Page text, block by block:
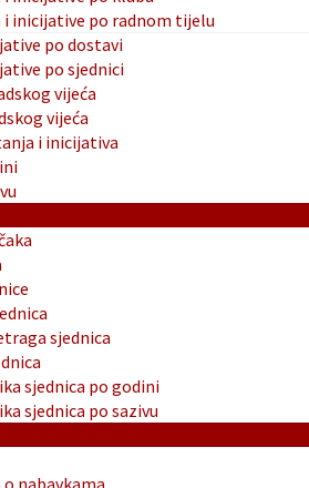
i inicijative po radnom tijelu
po dostavi
po sjednici
vijeća
vijeća
i inicijativa
sjednica
sjednica po godini
sjednica po sazivu